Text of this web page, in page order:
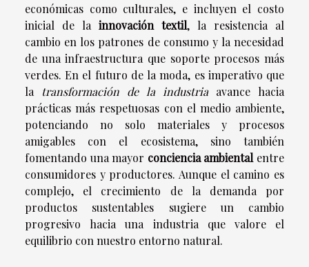
económicas como culturales, e incluyen el costo
inicial de la innovación textil, la resistencia al
cambio en los patrones de consumo y la necesidad
de una infraestructura que soporte procesos más
verdes. En el futuro de la moda, es imperativo que
la transformación de la industria avance hacia
prácticas más respetuosas con el medio ambiente,
potenciando no solo materiales y procesos
amigables con el ecosistema, sino también
fomentando una mayor conciencia ambiental entre
consumidores y productores. Aunque el camino es
complejo, el crecimiento de la demanda por
productos sustentables sugiere un cambio
progresivo hacia una industria que valore el
equilibrio con nuestro entorno natural.